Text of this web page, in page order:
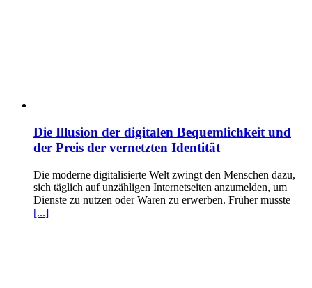
Die Illusion der digitalen Bequemlichkeit und
der Preis der vernetzten Identität
Die moderne digitalisierte Welt zwingt den Menschen dazu,
sich täglich auf unzähligen Internetseiten anzumelden, um
Dienste zu nutzen oder Waren zu erwerben. Früher musste
[...]